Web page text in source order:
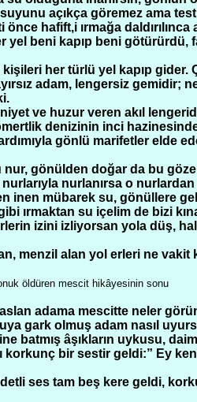
suyunu açıkça göremez ama
hafift,i ırmağa
yel beni kapıp beni götürürdü,
kişileri her türlü yel kapıp
adam, lengersiz gemidir;
ve huzur veren akıl
denizinin inci
gönlü marifetler elde
nur, gönülden doğar da bu
nurlarıyla nurlanırsa o
inen mübarek su, gönüllere
ırmaktan su içelim de bizi
izini izliyorsan yola düş,
menzil alan yol erleri ne
öldüren mescit hikâyesinin sonu
adama mescitte neler
gark olmuş adam nasıl
batmış âşıkların uykusu,
korkunç bir sestir geldi:” Ey
ses tam beş kere geldi,